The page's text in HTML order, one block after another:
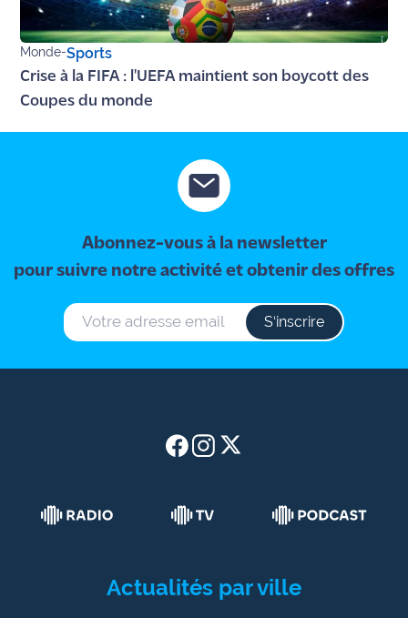
Archives
Monde-Sports
Crise à la FIFA : l'UEFA maintient son boycott des
Coupes du monde
Abonnez-vous à la newsletter
pour suivre notre activité et obtenir des offres
S‘inscrire
Actualités par ville